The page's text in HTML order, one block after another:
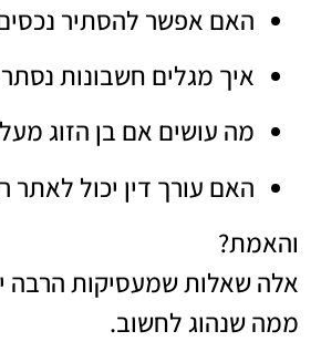
האם אפשר להסתיר נכסים
איך מגלים חשבונות
מה עושים אם בן הזוג
האם עורך דין יכול לאתר
והאמת?
אלה שאלות שמעסיקות הרבה
ממה שנהוג לחשוב.